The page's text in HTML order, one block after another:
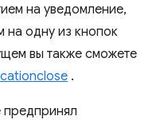
на уведомление,
на одну из кнопок
вы также сможете
.
предпринял